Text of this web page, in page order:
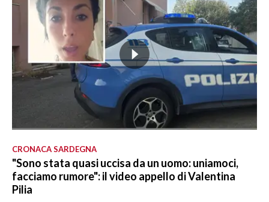
CRONACA SARDEGNA
"Sono stata quasi uccisa da un uomo: uniamoci,
facciamo rumore": il video appello di Valentina
Pilia